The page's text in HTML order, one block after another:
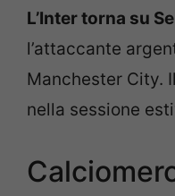
L’Inter torna su
l’attaccante
Manchester City.
nella sessione